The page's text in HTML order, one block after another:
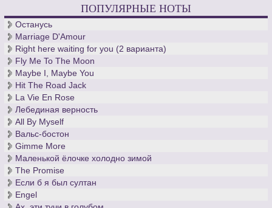
ПОПУЛЯРНЫЕ НОТЫ
Останусь
Marriage D'Amour
Right here waiting for you (2 варианта)
Fly Me To The Moon
Maybe I, Maybe You
Hit The Road Jack
La Vie En Rose
Лебединая верность
All By Myself
Вальс-бостон
Gimme More
Маленькой ёлочке холодно зимой
The Promise
Если б я был султан
Engel